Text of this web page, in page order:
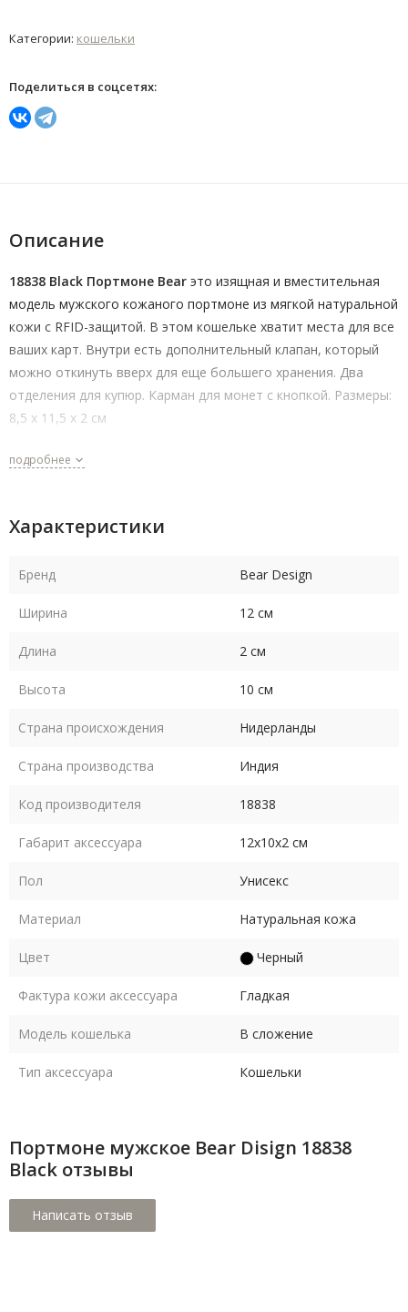
Категории: кошельки
Поделиться в соцсетях:
Описание
18838 Black Портмоне Bear это изящная и вместительная
модель мужского кожаного портмоне из мягкой натуральной
кожи с RFID-защитой. В этом кошельке хватит места для все
ваших карт. Внутри есть дополнительный клапан, который
можно откинуть вверх для еще большего хранения. Два
отделения для купюр. Карман для монет с кнопкой. Размеры:
8,5 x 11,5 x 2 см
подробнее
Характеристики
Бренд Bear Design
Ширина 12 см
Длина 2 см
Высота 10 см
Страна происхождения Нидерланды
Страна производства Индия
Код производителя 18838
Габарит аксессуара 12х10х2 см
Пол Унисекс
Материал Натуральная кожа
Цвет Черный
Фактура кожи аксессуара Гладкая
Модель кошелька В сложение
Тип аксессуара Кошельки
Портмоне мужское Bear Disign 18838
Black отзывы